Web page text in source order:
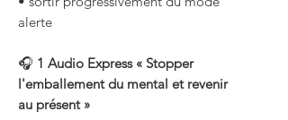
alerte
🎧 1 Audio Express « Stopper
l'emballement du mental et revenir
au présent »